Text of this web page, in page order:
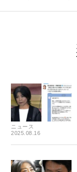
ニュース
2025.08.16